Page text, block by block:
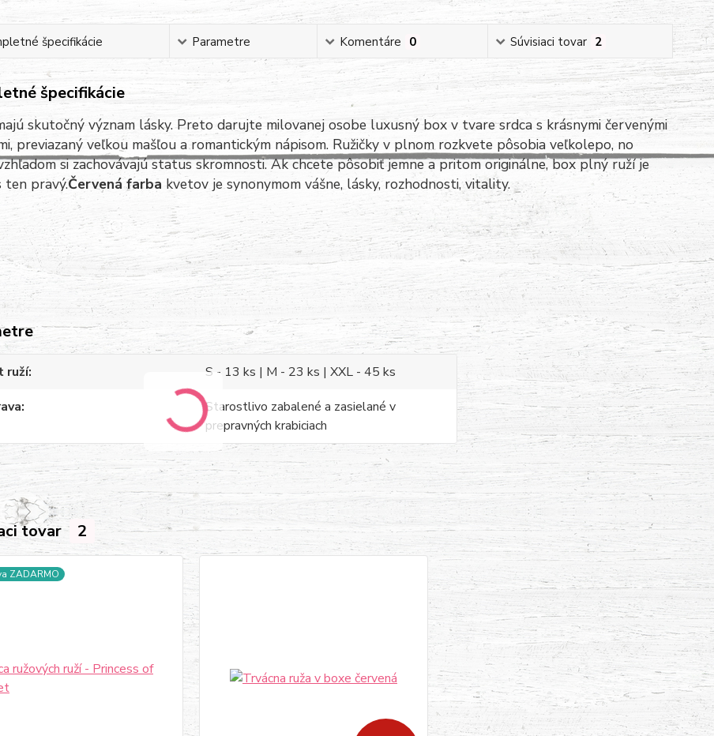
špecifikácie Parametre Komentáre 0 Súvisiaci tovar 2
špecifikácie
skutočný význam lásky. Preto darujte milovanej osobe luxusný box v tvare srdca s krásnymi červenými
previazaný veľkou mašľou a romantickým nápisom. Ružičky v plnom rozkvete pôsobia veľkolepo, no
si zachovávajú status skromnosti. Ak chcete pôsobiť jemne a pritom originálne, box plný ruží je
ten pravý.Červená farba kvetov je synonymom vášne, lásky, rozhodnosti, vitality.
ruží
S - 13 ks | M - 23 ks | XXL - 45 ks
Starostlivo zabalené a zasielané v
prepravných krabiciach
tovar 2
ZADARMO